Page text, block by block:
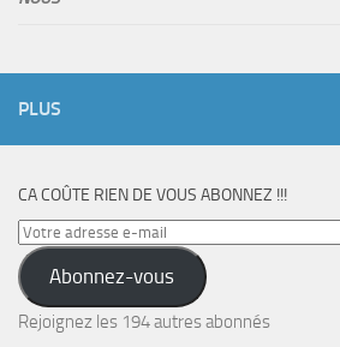
PLUS
CA COÛTE RIEN DE VOUS ABONNEZ !!!
Votre
adresse
e-
mail
Abonnez-vous
Rejoignez les 194 autres abonnés